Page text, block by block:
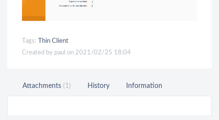
Tags:
Thin Client
Created by paul on 2021/02/25 18:04
Attachments (1) History Information